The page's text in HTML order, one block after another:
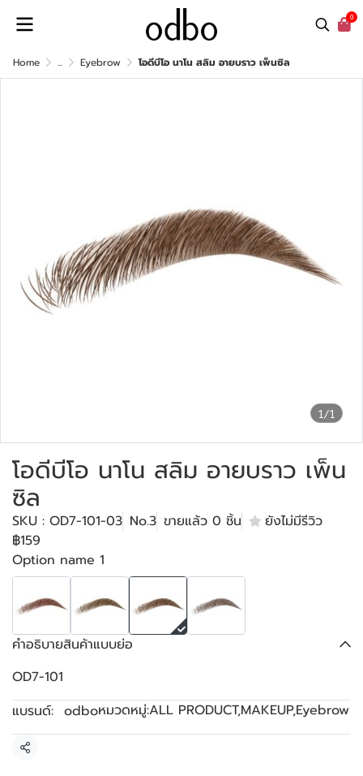
0
Home ... Eyebrow โอดีบีโอ นาโน สลิม อายบราว เพ็นซิล
1/1
โอดีบีโอ นาโน สลิม อายบราว เพ็น
ซิล
SKU : OD7-101-03 No.3 ขายแล้ว 0 ชิ้น
ยังไม่มีรีวิว
฿159
Option name 1
คำอธิบายสินค้าแบบย่อ
OD7-101
แบรนด์: odboหมวดหมู่:ALL PRODUCT,MAKEUP,Eyebrow
แชร์